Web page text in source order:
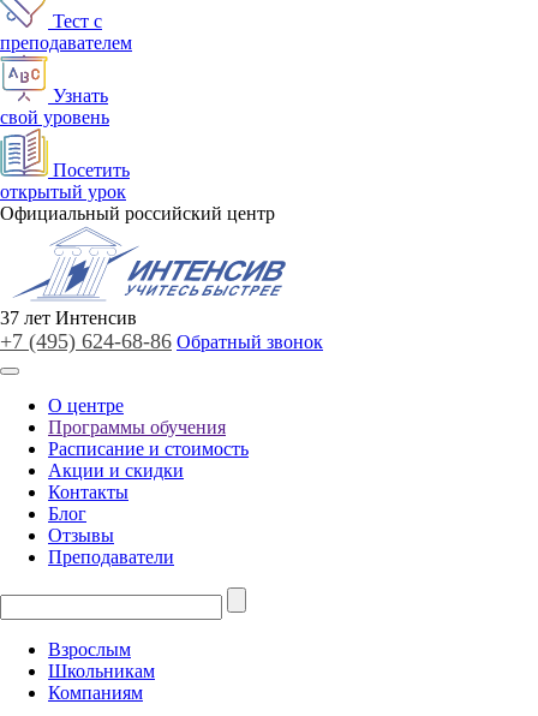
Тест с
преподавателем
Узнать
свой уровень
Посетить
открытый урок
Официальный российский центр
37 лет Интенсив
+7 (495) 624-68-86 Обратный звонок
О центре
Программы обучения
Расписание и стоимость
Акции и скидки
Контакты
Блог
Отзывы
Преподаватели
Взрослым
Школьникам
Компаниям